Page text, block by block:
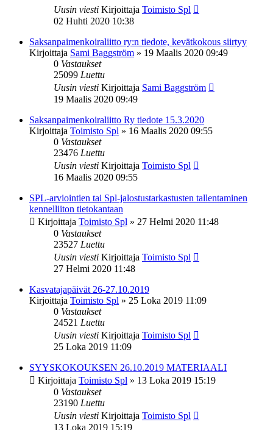
Uusin viesti Kirjoittaja Toimisto Spl
02 Huhti 2020 10:38
Saksanpaimenkoiraliitto ry:n tiedote, kevätkokous siirtyy
Kirjoittaja Sami Baggström » 19 Maalis 2020 09:49
0 Vastaukset
25099 Luettu
Uusin viesti Kirjoittaja Sami Baggström
19 Maalis 2020 09:49
Saksanpaimenkoiraliitto Ry tiedote 15.3.2020
Kirjoittaja Toimisto Spl » 16 Maalis 2020 09:55
0 Vastaukset
23476 Luettu
Uusin viesti Kirjoittaja Toimisto Spl
16 Maalis 2020 09:55
SPL-arviointien tai Spl-jalostustarkastusten tallentaminen
kennelliiton tietokantaan
Kirjoittaja Toimisto Spl » 27 Helmi 2020 11:48
0 Vastaukset
23527 Luettu
Uusin viesti Kirjoittaja Toimisto Spl
27 Helmi 2020 11:48
Kasvatajapäivät 26-27.10.2019
Kirjoittaja Toimisto Spl » 25 Loka 2019 11:09
0 Vastaukset
24521 Luettu
Uusin viesti Kirjoittaja Toimisto Spl
25 Loka 2019 11:09
SYYSKOKOUKSEN 26.10.2019 MATERIAALI
Kirjoittaja Toimisto Spl » 13 Loka 2019 15:19
0 Vastaukset
23190 Luettu
Uusin viesti Kirjoittaja Toimisto Spl
13 Loka 2019 15:19